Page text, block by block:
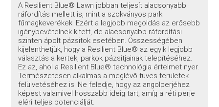
A Resilient Blue® Lawn jobban teljesít alacsonyabb
ráfordítás mellett is, mint a szokványos park
fűmagkeverékek. Ezért a legjobb megoldás az erősebb
igénybevételnek kitett, de alacsonyabb ráfordítási
szinten ápolt pázsitok esetében. Összességében
kijelenthetjük, hogy a Resilient Blue® az egyik legjobb
választás a kertek, parkok pázsitjainak telepítéséhez.
Ez az, ahol a Resilient Blue® technológia értelmet nyer.
Természetesen alkalmas a meglévő füves területek
felülvetéséhez is. Ne feledje, hogy az angolperjéhez
képest valamivel hosszabb ideig tart, amíg a réti perje
eléri teljes potenciálját.